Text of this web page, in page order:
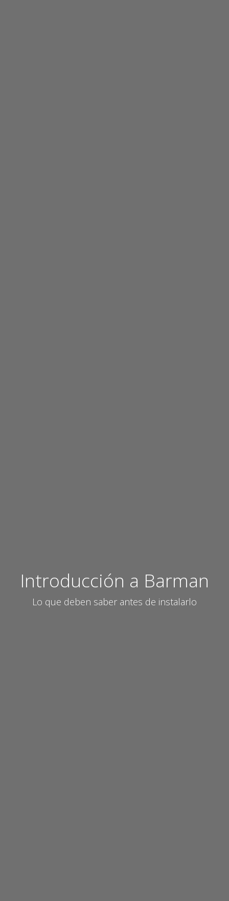
Introducción a Barman
Lo que deben saber antes de instalarlo